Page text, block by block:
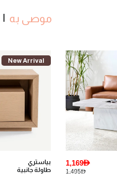
موصى به
1,169AED
1,495AED
New Arrival
بياستري
طاولة جانبية